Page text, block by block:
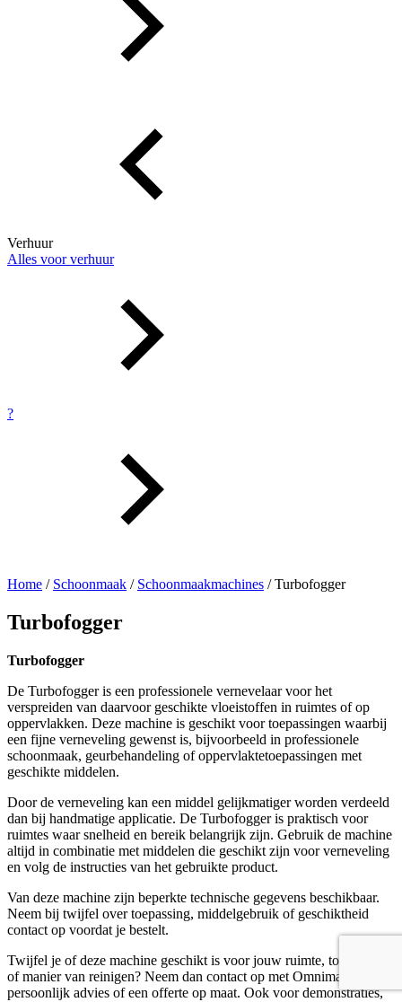
Verhuur
Alles voor verhuur
?
Home / Schoonmaak / Schoonmaakmachines / Turbofogger
Turbofogger
Turbofogger
De Turbofogger is een professionele vernevelaar voor het
verspreiden van daarvoor geschikte vloeistoffen in ruimtes of op
oppervlakken. Deze machine is geschikt voor toepassingen waarbij
een fijne verneveling gewenst is, bijvoorbeeld in professionele
schoonmaak, geurbehandeling of oppervlaktetoepassingen met
geschikte middelen.
Door de verneveling kan een middel gelijkmatiger worden verdeeld
dan bij handmatige applicatie. De Turbofogger is praktisch voor
ruimtes waar snelheid en bereik belangrijk zijn. Gebruik de machine
altijd in combinatie met middelen die geschikt zijn voor verneveling
en volg de instructies van het gebruikte product.
Van deze machine zijn beperkte technische gegevens beschikbaar.
Neem bij twijfel over toepassing, middelgebruik of geschiktheid
contact op voordat je bestelt.
Twijfel je of deze machine geschikt is voor jouw ruimte, toepassing
of manier van reinigen? Neem dan contact op met Omnimar voor
persoonlijk advies of een offerte op maat. Ook voor demonstraties,